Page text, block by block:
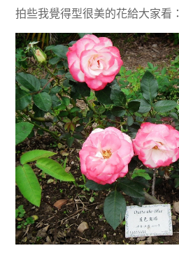
拍些我覺得型很美的花給大家看：